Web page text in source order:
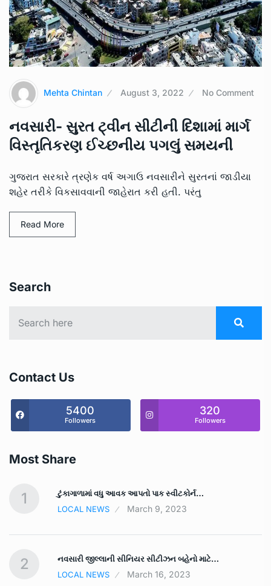
Mehta Chintan August 3, 2022 No Comment
નવસારી- સુરત ટ્વીન સીટીની દિશામાં માર્ગ
વિસ્તૃતિકરણ ઈચ્છનીય પગલું સમયની
ગુજરાત સરકારે ત્રણેક વર્ષ અગાઉ નવસારીને સુરતનાં જાડીયા
શહેર તરીકે વિકસાવવાની જાહેરાત કરી હતી. પરંતુ
Read More
Search
Contact Us
5400
Followers
320
Followers
Most Share
1
ટુંકાગાળામાં વધુ આવક આપતો પાક સ્‍વીટકોર્ન…
LOCAL NEWS
March 9, 2023
2
નવસારી જીલ્લાની સીનિયર સીટીઝન બહેનો માટે…
LOCAL NEWS
March 16, 2023